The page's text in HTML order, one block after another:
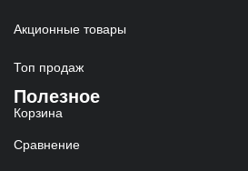
Акционные товары
Топ продаж
Полезное
Корзина
Сравнение